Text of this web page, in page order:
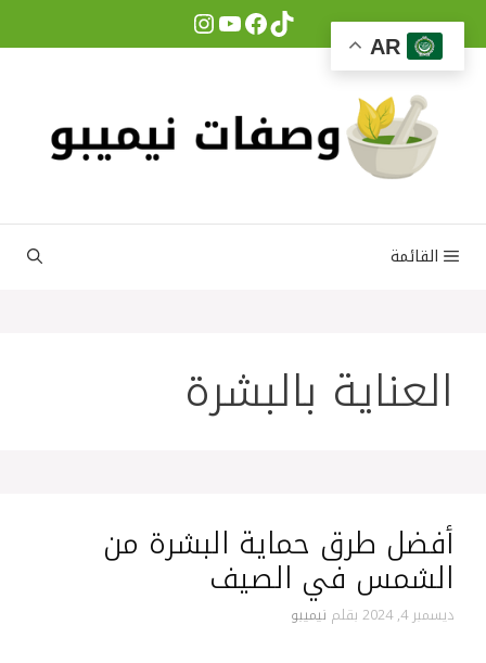
إلى
المحتوى
TikTok
Facebook
YouTube
Instagram
القائمة
العناية بالبشرة
أفضل طرق حماية البشرة من
الشمس في الصيف
ديسمبر 4, 2024 بقلم نيميبو
AR